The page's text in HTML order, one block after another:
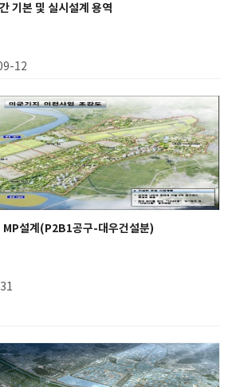
기본 및 실시설계 용역
12
MP설계(P2B1공구-대우건설분)